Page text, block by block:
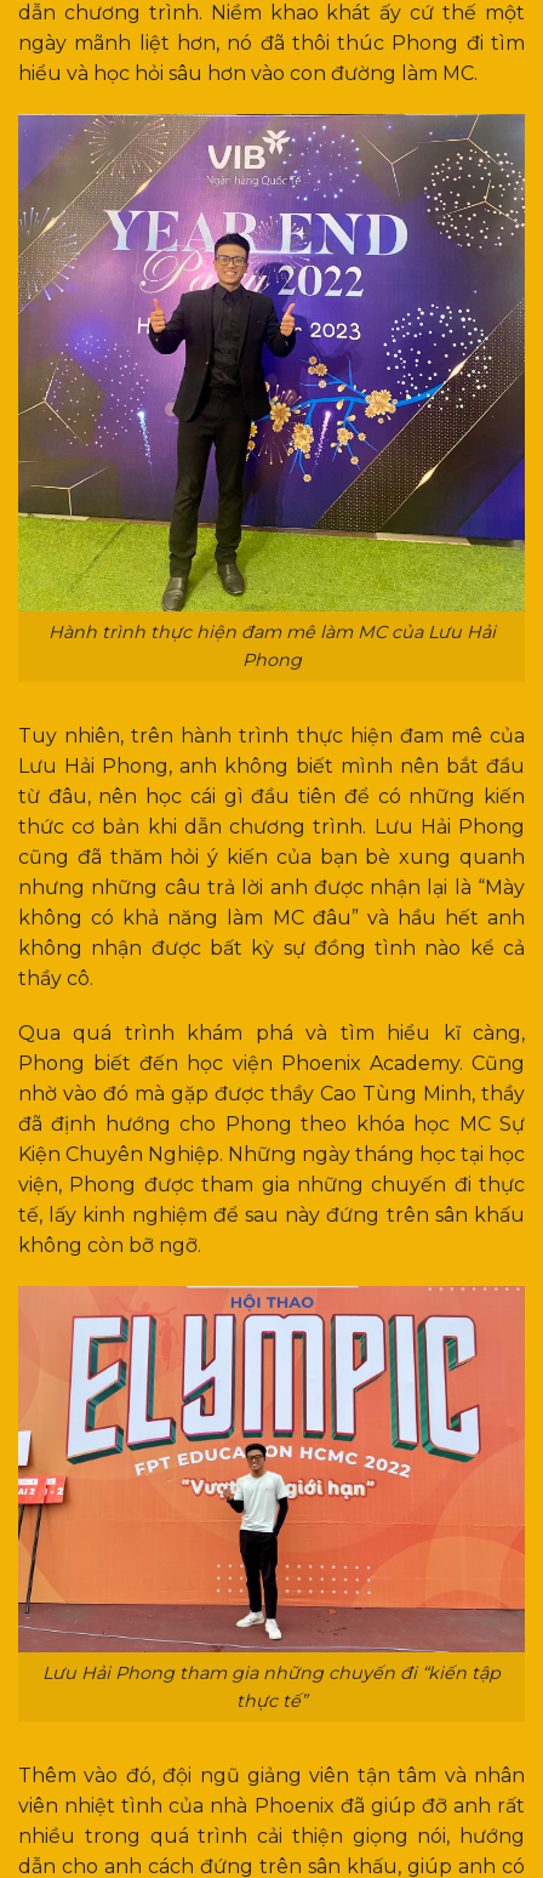
dẫn chương trình. Niềm khao khát ấy cứ thế một
ngày mãnh liệt hơn, nó đã thôi thúc Phong đi tìm
hiểu và học hỏi sâu hơn vào con đường làm MC.
Hành trình thực hiện đam mê làm MC của Lưu Hải
Phong
Tuy nhiên, trên hành trình thực hiện đam mê của
Lưu Hải Phong, anh không biết mình nên bắt đầu
từ đâu, nên học cái gì đầu tiên để có những kiến
thức cơ bản khi dẫn chương trình. Lưu Hải Phong
cũng đã thăm hỏi ý kiến của bạn bè xung quanh
nhưng những câu trả lời anh được nhận lại là “Mày
không có khả năng làm MC đâu” và hầu hết anh
không nhận được bất kỳ sự đồng tình nào kể cả
thầy cô.
Qua quá trình khám phá và tìm hiểu kĩ càng,
Phong biết đến học viện Phoenix Academy. Cũng
nhờ vào đó mà gặp được thầy Cao Tùng Minh, thầy
đã định hướng cho Phong theo khóa học MC Sự
Kiện Chuyên Nghiệp. Những ngày tháng học tại học
viện, Phong được tham gia những chuyến đi thực
tế, lấy kinh nghiệm để sau này đứng trên sân khấu
không còn bỡ ngỡ.
Lưu Hải Phong tham gia những chuyến đi “kiến tập
thực tế”
Thêm vào đó, đội ngũ giảng viên tận tâm và nhân
viên nhiệt tình của nhà Phoenix đã giúp đỡ anh rất
nhiều trong quá trình cải thiện giọng nói, hướng
dẫn cho anh cách đứng trên sân khấu, giúp anh có